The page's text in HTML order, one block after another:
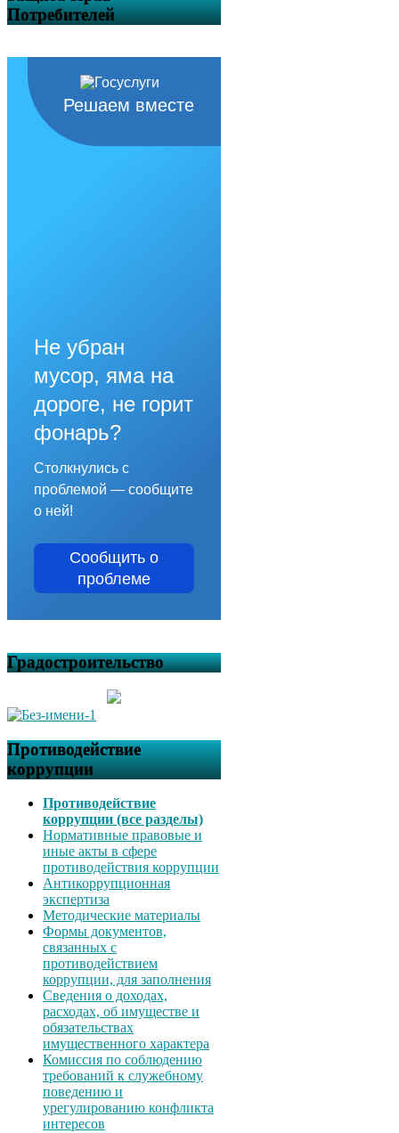
Потребителей
Решаем вместе
Не убран
мусор, яма на
дороге, не горит
фонарь?
Столкнулись с
проблемой — сообщите
о ней!
Сообщить о
проблеме
Градостроительство
Противодействие
коррупции
Противодействие
коррупции (все разделы)
Нормативные правовые и
иные акты в сфере
противодействия коррупции
Антикоррупционная
экспертиза
Методические материалы
Формы документов,
связанных с
противодействием
коррупции, для заполнения
Сведения о доходах,
расходах, об имуществе и
обязательствах
имущественного характера
Комиссия по соблюдению
требований к служебному
поведению и
урегулированию конфликта
интересов